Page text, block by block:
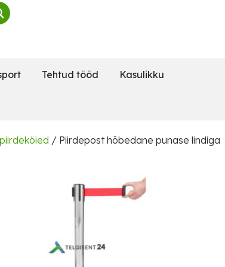
Tehtud tööd Kasulikku
/ Piirdepost hõbedane punase lindiga